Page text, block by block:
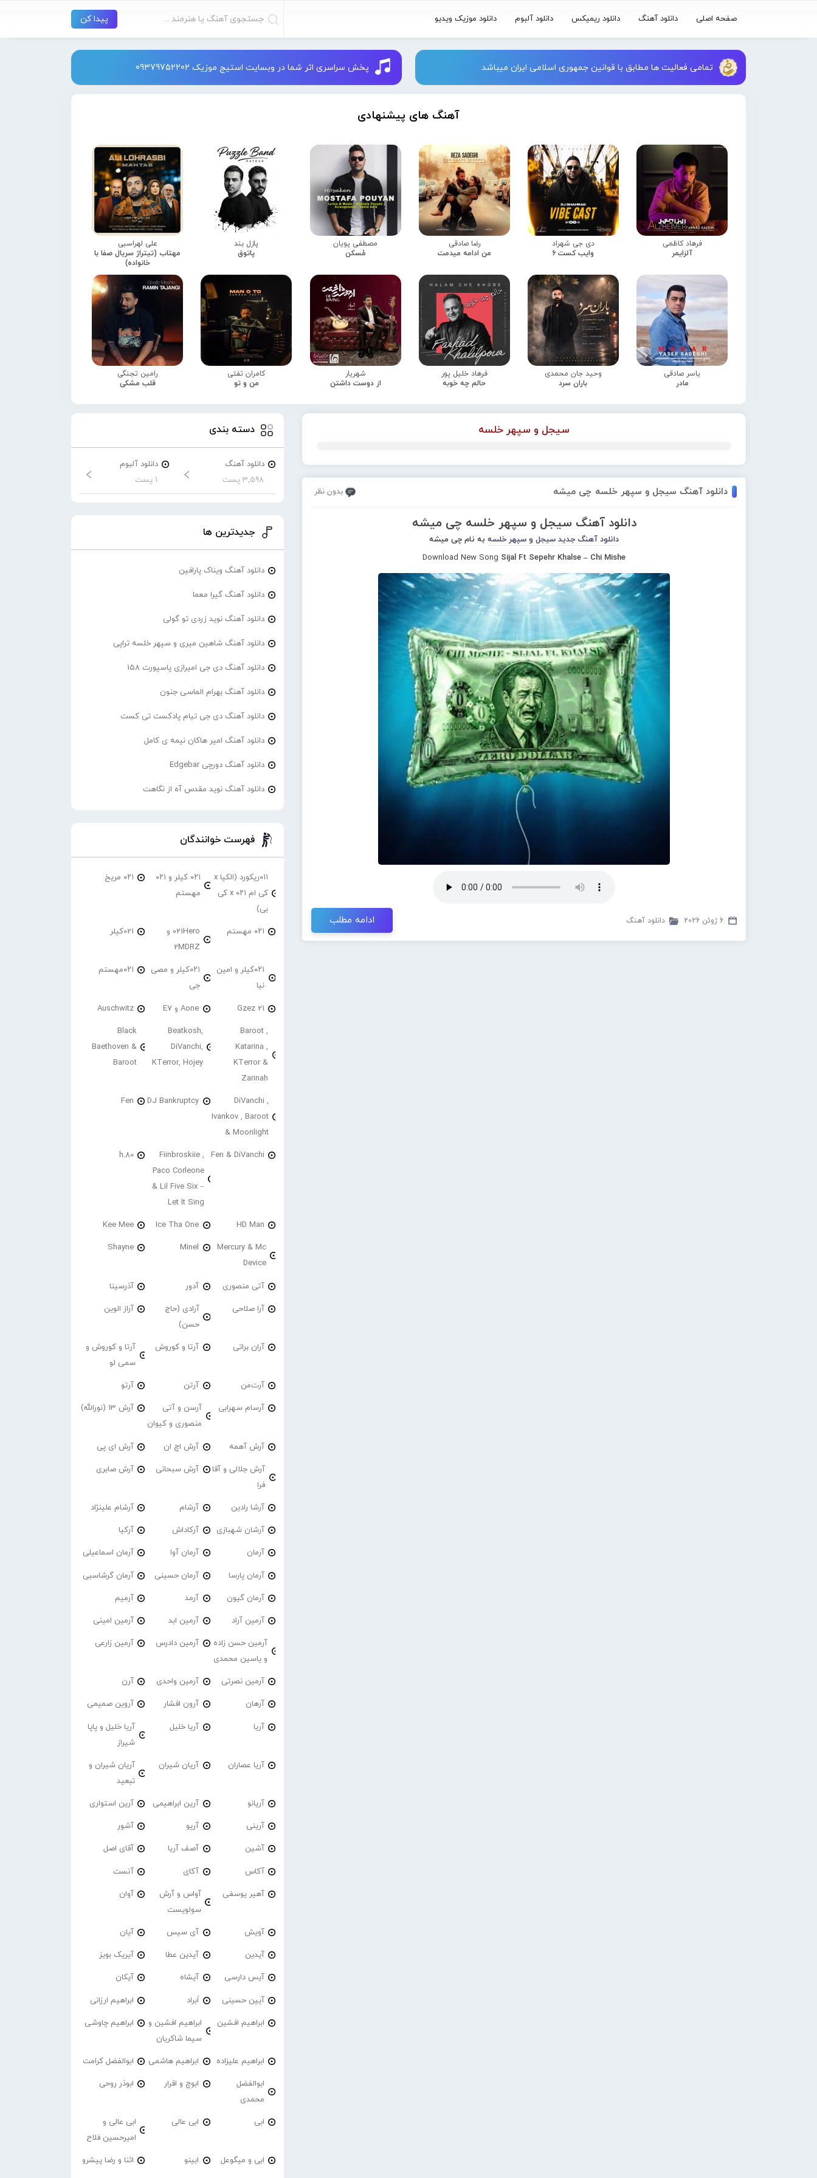
صفحه اصلی دانلود آهنگ دانلود ریمیکس دانلود آلبوم دانلود موزیک ویدیو
تمامی فعالیت ها مطابق با قوانین جمهوری اسلامی ایران میباشد پخش سراسری اثر شما در وبسایت استیج موزیک 09379752202
آهنگ های پیشنهادی
فرهاد کاظمی
آلزایمر
دی جی شهراد
وایب کست 6
رضا صادقی
من ادامه میدمت
مصطفی پویان
مُسکن
پازل بند
پاتوق
علی لهراسبی
مهتاب (تیتراژ سریال صفا با
خانواده)
یاسر صادقی
مادر
وحید جان محمدی
باران سرد
فرهاد خلیل پور
حالم چه خوبه
شهریار
از دوست داشتن
کامران تفتی
من و تو
رامین تجنگی
قلب مشکی
سیجل و سپهر خلسه
دانلود آهنگ سیجل و سپهر خلسه چی میشه بدون نظر
دانلود آهنگ سیجل و سپهر خلسه چی میشه
دانلود آهنگ جدید سیجل و سپهر خلسه به نام چی میشه
Download New Song Sijal Ft Sepehr Khalse – Chi Mishe
6 ژوئن 2026 دانلود آهنگ ادامه مطلب
دسته بندی
دانلود آهنگ
3,598 پست
دانلود آلبوم
1 پست
جدیدترین ها
دانلود آهنگ ویناک پارافین
دانلود آهنگ گیرا معما
دانلود آهنگ نوید زردی تو گولی
دانلود آهنگ شاهین میری و سپهر خلسه تراپی
دانلود آهنگ دی جی امیرازی پاسپورت 158
دانلود آهنگ بهرام الماسی جنون
دانلود آهنگ دی جی تیام پادکست تی کست
دانلود آهنگ امیر هاکان نیمه ی کامل
دانلود آهنگ دورچی Edgebar
دانلود آهنگ نوید مقدس آه از نگاهت
فهرست خوانندگان
۰۱۱ریکورد (الکیا x
کی ام ۰۲۱ x کی
بی)
۰۲۱ کیلر و ۰۲۱
مهستم
۰۲۱ مریخ
۰۲۱ مهستم
021Hero و
2MDRZ
021کیلر
۰۲۱کیلر و امین
نیا
۰۲۱کیلر و مصی
جی
۰۲۱مهستم
21 Gzez Aone و E7 Auschwitz
Baroot ,
Katarina ,
KTerror &
Zarinah
Beatkosh,
DiVanchi,
KTerror, Hojey
Black
Baethoven &
Baroot
DiVanchi ,
Ivankov , Baroot
& Moonlight
DJ Bankruptcy
Fen
Fen & DiVanchi
Fiinbroskiie ,
Paco Corleone
& Lil Five Six –
Let It Sing
h.80
HD Man
Ice Tha One
Kee Mee
Mercury & Mc
Device
Minel
Shayne
آتی منصوری آدور آذرسینا
آرا صلاحی
آرادی (حاج
حسن)
آراز الوین
آران براتی آرتا و کوروش
آرتا و کوروش و
سمی لو
آرت‌من آرتن آرتو
آرسام سهرابی
آرسن و آتی
منصوری و کیوان
آرش 13 (نورالله)
آرش آهمه آرش اچ ان آرش ای پی
آرش جلالی و آقا
فرا
آرش سبحانی آرش صابری
آرشا رادین آرشام آرشام علینژاد
آرشان شهبازی آرکاداش آرکیا
آرمان آرمان آوا آرمان اسماعیلی
آرمان پارسا آرمان حسینی آرمان گرشاسبی
آرمان گیون آرمد آرمیم
آرمین آراد آرمین ابد آرمین امینی
آرمین حسن زاده
و یاسین محمدی
آرمین دادرس آرمین زارعی
آرمین نصرتی آرمین واحدی آرن
آرهان آرون افشار آروین صمیمی
آریا آریا خلیل
آریا خلیل و پاپا
شیراز
آریا عصاران آریان شیران
آریان شیران و
تبعید
آریانو آرین ابراهیمی آرین استواری
آرینی آریو آشور
آشین آصف آریا آقای اصل
آکاس آکای آنست
آهیر یوسفی
آواس و آرش
سولویست
آوان
آویش آی سیس آیان
آیدین آیدین عطا آیریک بویز
آیس دارسی آیشاه آیکان
آیین حسینی اَبراد ابراهیم ارزانی
ابراهیم افشین
ابراهیم افشین و
سیما شاکریان
ابراهیم چاوشی
ابراهیم علیزاده ابراهیم هاشمی ابوالفضل کرامت
ابوالفضل
محمدی
ابوچ و اقرار ابوذر روحی
ابی ابی عالی
ابی عالی و
امیرحسین فلاح
ابی و میگوعل ابینو اثنا و رضا پیشرو